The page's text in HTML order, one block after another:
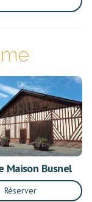
Maison Busnel
Réserver